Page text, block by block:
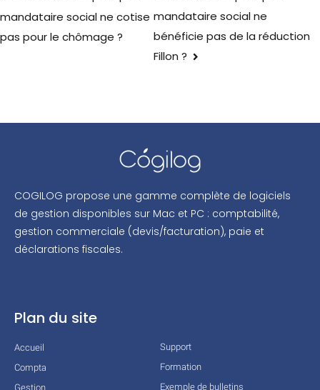
mandataire social ne cotise
pas pour le chômage ?
mandataire social ne
bénéficie pas de la réduction
Fillon ?
COGILOG propose une gamme complète de logiciels
de gestion disponibles sur Mac et PC : comptabilité,
gestion commerciale (devis/facturation), paie et
déclarations fiscales.
Plan du site
Accueil
Compta
Gestion
Support
Formation
Exemple de bulletins